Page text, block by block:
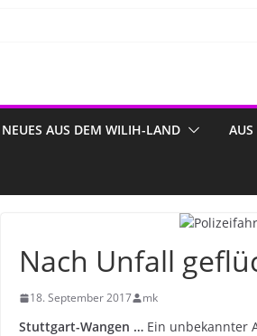
NEUES AUS DEM WILIH-LAND
Nach Unfall
18. September 2017 mk
Stuttgart-Wangen … Ein unbekannter